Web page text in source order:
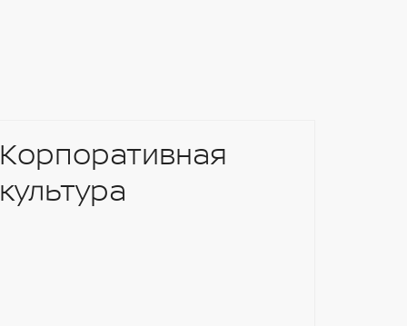
Корпоративная
культура